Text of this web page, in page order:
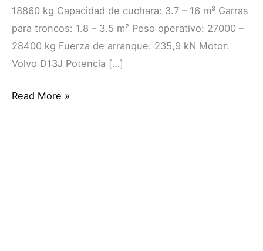
18860 kg Capacidad de cuchara: 3.7 – 16 m³ Garras
para troncos: 1.8 – 3.5 m² Peso operativo: 27000 –
28400 kg Fuerza de arranque: 235,9 kN Motor:
Volvo D13J Potencia […]
Read More »